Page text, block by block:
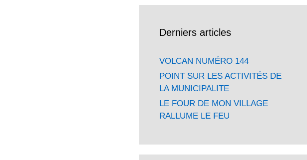
Derniers articles
VOLCAN NUMÉRO 144
POINT SUR LES ACTIVITÉS DE
LA MUNICIPALITE
LE FOUR DE MON VILLAGE
RALLUME LE FEU